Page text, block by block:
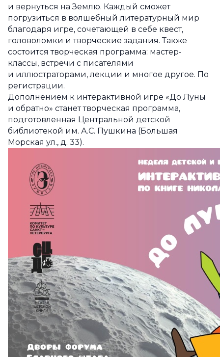
и вернуться на Землю. Каждый сможет
погрузиться в волшебный литературный мир
благодаря игре, сочетающей в себе квест,
головоломки и творческие задания. Также
состоится творческая программа: мастер-
классы, встречи с писателями
и иллюстраторами, лекции и многое другое. По
регистрации.
Дополнением к интерактивной игре «До Луны
и обратно» станет творческая программа,
подготовленная Центральной детской
библиотекой им. А.С. Пушкина (Большая
Морская ул., д. 33).